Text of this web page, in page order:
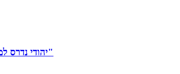
יהודי נדרס למוות בפריז, משפחתו חשפה תיעוד: "ברח מתקיפה אנטישמית"